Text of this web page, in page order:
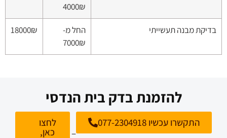
4000₪
בדיקת מבנה תעשייתי
החל מ-
7000₪
18000₪
להזמנת בדק בית הנדסי
התקשרו עכשיו 077-2304918
–
לחצו
כאן,